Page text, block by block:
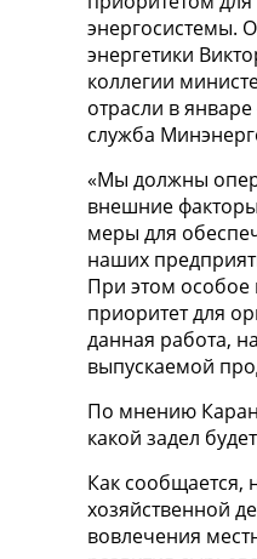
энергосистемы.
энергетики
коллегии
отрасли в
служба
«Мы должны
внешние
меры для
наших
При этом
приоритет для
данная работа,
выпускаемой
По мнению
какой задел
Как сообщается,
хозяйственной
вовлечения